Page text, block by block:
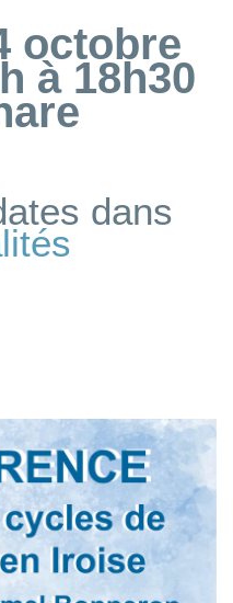
octobre
à 18h30
dans